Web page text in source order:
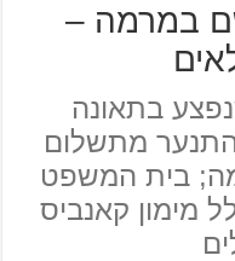
במרמה –
בתאונה
מתשלום
בית המשפט
מימון קאנביס